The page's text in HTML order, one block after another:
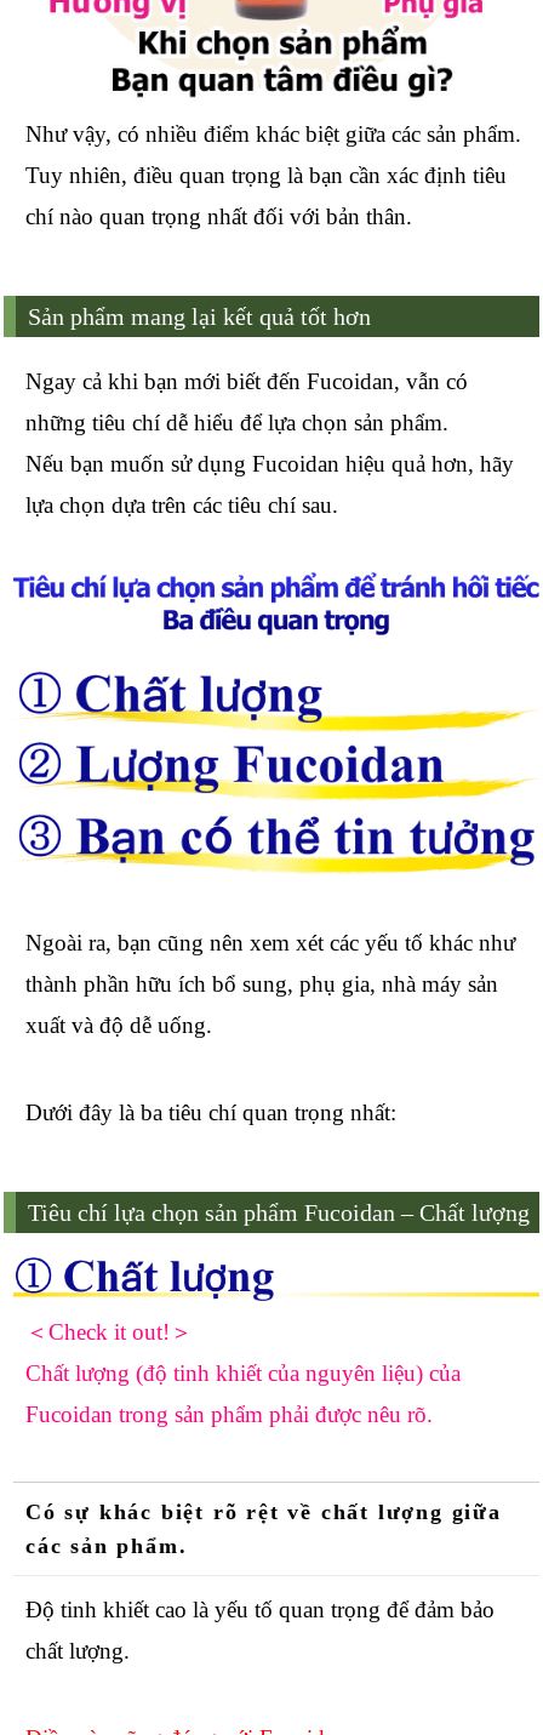
Như vậy, có nhiều điểm khác biệt giữa các sản phẩm.
Tuy nhiên, điều quan trọng là bạn cần xác định tiêu
chí nào quan trọng nhất đối với bản thân.
Sản phẩm mang lại kết quả tốt hơn
Ngay cả khi bạn mới biết đến Fucoidan, vẫn có
những tiêu chí dễ hiểu để lựa chọn sản phẩm.
Nếu bạn muốn sử dụng Fucoidan hiệu quả hơn, hãy
lựa chọn dựa trên các tiêu chí sau.
Ngoài ra, bạn cũng nên xem xét các yếu tố khác như
thành phần hữu ích bổ sung, phụ gia, nhà máy sản
xuất và độ dễ uống.
Dưới đây là ba tiêu chí quan trọng nhất:
Tiêu chí lựa chọn sản phẩm Fucoidan – Chất lượng
＜Check it out!＞
Chất lượng (độ tinh khiết của nguyên liệu) của
Fucoidan trong sản phẩm phải được nêu rõ.
Có sự khác biệt rõ rệt về chất lượng giữa
các sản phẩm.
Độ tinh khiết cao là yếu tố quan trọng để đảm bảo
chất lượng.